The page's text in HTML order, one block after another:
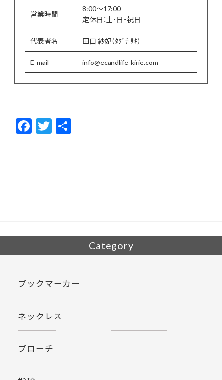
営業時間
8:00～17:00
定休日：土・日・祝日
代表者名 田口 紗妃（ﾀｸﾞﾁ ｻｷ）
E-mail info@ecandlife-kirie.com
F
ac
T
w
Category
ブックマーカー
ネックレス
ブローチ